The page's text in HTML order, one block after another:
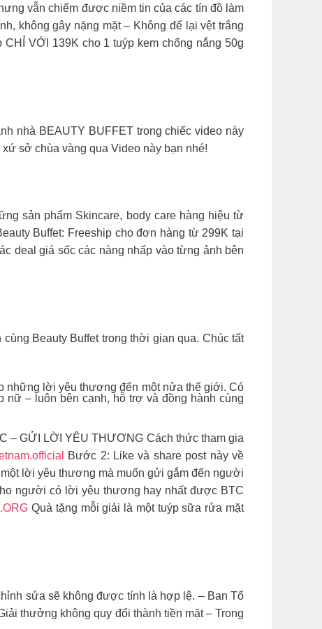
vẫn chiếm được niềm tin của các tín đồ làm
không gây nặng mặt – Không để lại vệt trắng
VỚI 139K cho 1 tuýp kem chống nắng 50g
nhà BEAUTY BUFFET trong chiếc video này
sở chùa vàng qua Video này bạn nhé!
sản phẩm Skincare, body care hàng hiệu từ
Buffet: Freeship cho đơn hàng từ 299K tại
deal giá sốc các nàng nhấp vào từng ảnh bên
Beauty Buffet trong thời gian qua. Chúc tất
những lời yêu thương đến một nửa thế giới. Có
– luôn bên cạnh, hỗ trợ và đồng hành cùng
– GỬI LỜI YÊU THƯƠNG Cách thức tham gia
Bước 2: Like và share post này về
lời yêu thương mà muốn gửi gắm đến người
người có lời yêu thương hay nhất được BTC
Quà tặng mỗi giải là một tuýp sữa rửa mặt
sửa sẽ không được tính là hợp lệ. – Ban Tổ
thưởng không quy đổi thành tiền mặt – Trong